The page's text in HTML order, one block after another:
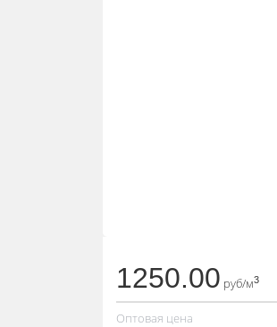
1250.00 руб/м3
Оптовая цена